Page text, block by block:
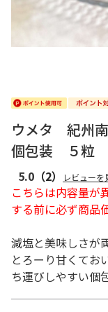
ウメタ 紀州
個包装 ５粒
5.0 （2） レビューを
こちらは内容量が
する前に必ず商品
減塩と美味しさが
とろーり甘くてお
ち運びしやすい個